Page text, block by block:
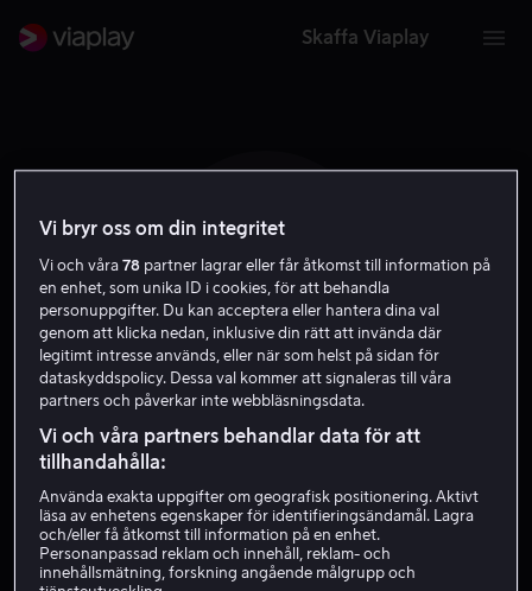
Skaffa Viaplay
L C
Lydia Campbell
Skådespelare
Vi bryr oss om din integritet
Vi och våra78 partner lagrar eller får åtkomst till information på
en enhet, som unika ID i cookies, för att behandla
personuppgifter. Du kan acceptera eller hantera dina val
genom att klicka nedan, inklusive din rätt att invända där
legitimt intresse används, eller när som helst på sidan för
dataskyddspolicy. Dessa val kommer att signaleras till våra
partners och påverkar inte webbläsningsdata.
Vi och våra partners behandlar data för att
tillhandahålla:
Använda exakta uppgifter om geografisk positionering. Aktivt
läsa av enhetens egenskaper för identifieringsändamål. Lagra
och/eller få åtkomst till information på en enhet.
Personanpassad reklam och innehåll, reklam- och
innehållsmätning, forskning angående målgrupp och